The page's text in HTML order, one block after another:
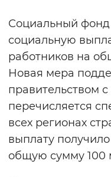
Монохромный
Социальный
социальную
работников на
Новая мера
правительством
перечисляется
всех регионах
выплату
общую сумму 100